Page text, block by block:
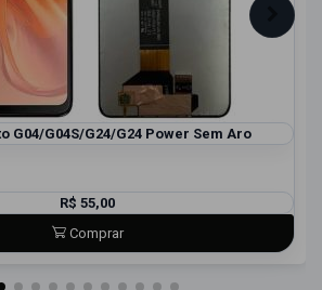
G04/G04S/G24/G24 Power Sem Aro
R$ 55,00
Comprar